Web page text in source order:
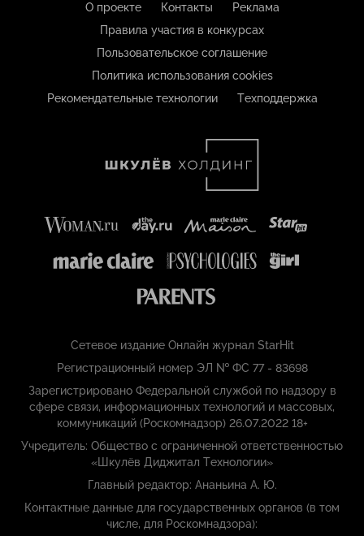
О проекте Контакты
Реклама
Правила участия в конкурсах
Пользовательское соглашение
Политика использования cookies
Рекомендательные технологии
Техподдержка
Сетевое издание Онлайн журнал StarHit
Регистрационный номер ЭЛ № ФС 77 - 83698
Зарегистрировано Федеральной службой по надзору в
сфере связи, информационных технологий и массовых,
коммуникаций (Роскомнадзор) 26.07.2022 18+
Учредитель: Общество с ограниченной ответственностью
«Шкулёв Диджитал Технологии»
Главный редактор: Ананьина А. Ю.
Контактные данные для государственных органов (в том
числе, для Роскомнадзора):